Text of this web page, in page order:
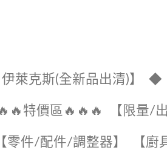
萊克斯(全新品出清)】 ◆
特價區🔥🔥🔥 【限量/
【零件/配件/調整器】 【廚